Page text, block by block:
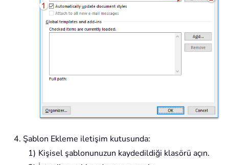
Şablon Ekleme iletişim kutusunda:
Kişisel şablonunuzun kaydedildiği klasörü açın.